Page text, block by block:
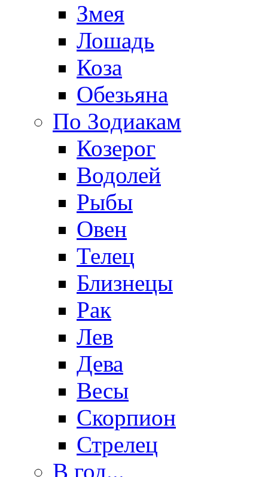
Змея
Лошадь
Коза
Обезьяна
По Зодиакам
Козерог
Водолей
Рыбы
Овен
Телец
Близнецы
Рак
Лев
Дева
Весы
Скорпион
Стрелец
В год...